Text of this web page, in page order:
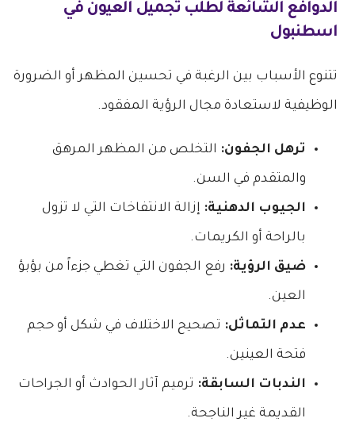
الدوافع الشائعة لطلب تجميل العيون في
اسطنبول
تتنوع الأسباب بين الرغبة في تحسين المظهر أو الضرورة
الوظيفية لاستعادة مجال الرؤية المفقود.
ترهل الجفون: التخلص من المظهر المرهق
والمتقدم في السن.
الجيوب الدهنية: إزالة الانتفاخات التي لا تزول
بالراحة أو الكريمات.
ضيق الرؤية: رفع الجفون التي تغطي جزءاً من بؤبؤ
العين.
عدم التماثل: تصحيح الاختلاف في شكل أو حجم
فتحة العينين.
الندبات السابقة: ترميم آثار الحوادث أو الجراحات
القديمة غير الناجحة.